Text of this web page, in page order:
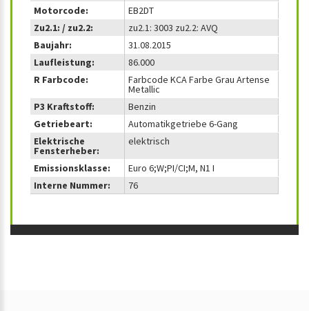
Motorcode:
EB2DT
Zu2.1: / zu2.2:
zu2.1: 3003 zu2.2: AVQ
Baujahr:
31.08.2015
Laufleistung:
86.000
R Farbcode:
Farbcode KCA Farbe Grau Artense
Metallic
P3 Kraftstoff:
Benzin
Getriebeart:
Automatikgetriebe 6-Gang
Elektrische
Fensterheber:
elektrisch
Emissionsklasse:
Euro 6;W;PI/CI;M, N1 I
Interne Nummer:
76